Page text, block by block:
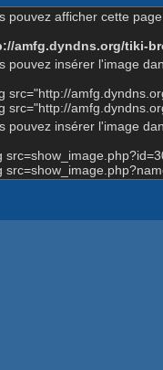
pouvez afficher cette
amfg.dyndns.org/tiki-
pouvez insérer l'image
src="http://
src="http://
pouvez insérer l'image